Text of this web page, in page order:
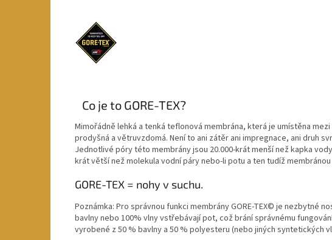
Co je to GORE-TEX?
Mimořádně lehká a tenká teflonová membrána, která je umístěna
prodyšná a větruvzdomá. Není to ani zátěr ani impregnace, ani druh
Jednotlivé póry této membrány jsou 20.000-krát menší než kapka
krát větší než molekula vodní páry nebo-li potu a ten tudíž
GORE-TEX = nohy v suchu.
Poznámka: Pro správnou funkci membrány GORE-TEX© je nezbytné
bavlny nebo 100% vlny vstřebávají pot, což brání správnému
vyrobené z 50 % bavlny a 50 % polyesteru (nebo jiných syntetických